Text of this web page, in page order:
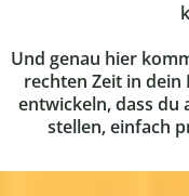
Und genau hier
rechten Zeit in dein
entwickeln, dass du
stellen, einfach